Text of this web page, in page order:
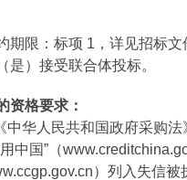
期限：标项 1，详见招标文
是）接受联合体投标。
资格要求：
中华人民共和国政府采购
中国”（
）列入失信被